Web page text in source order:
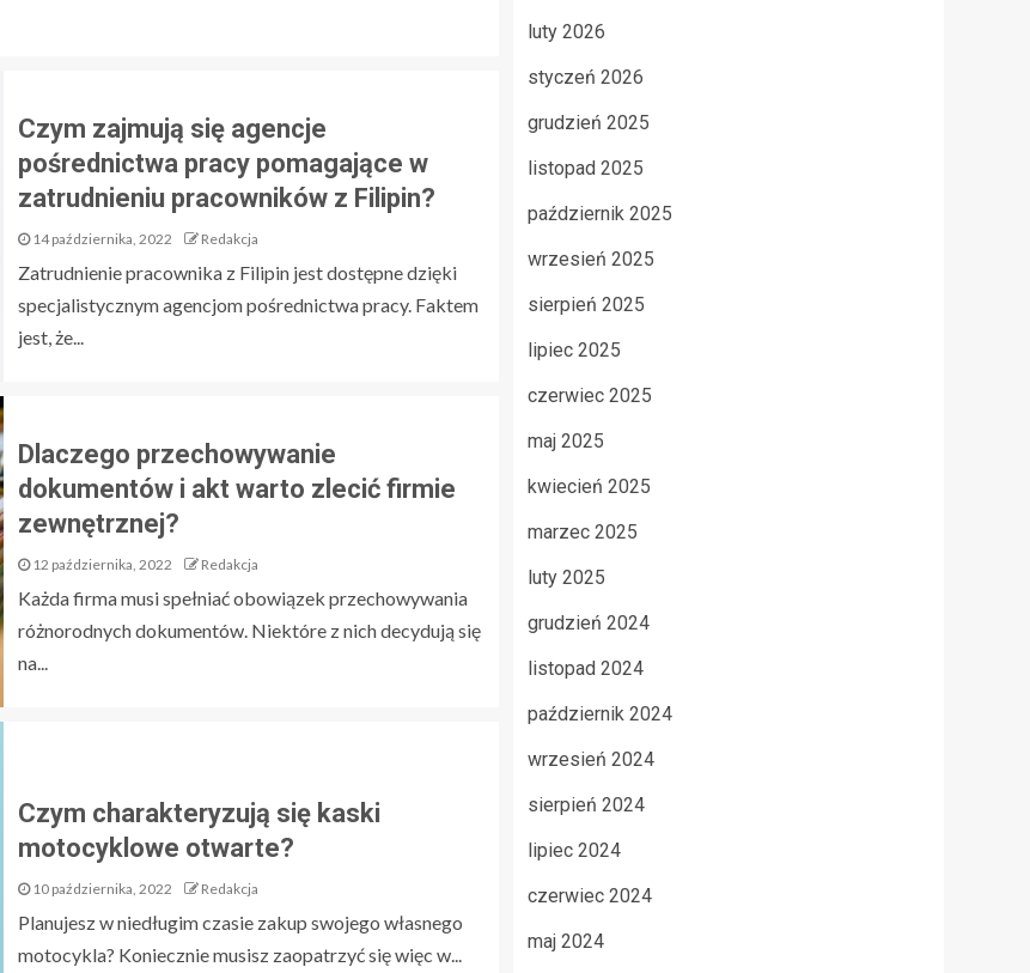
Czym zajmują się agencje
pośrednictwa pracy pomagające w
zatrudnieniu pracowników z Filipin?
14 października, 2022 Redakcja
Zatrudnienie pracownika z Filipin jest dostępne dzięki
specjalistycznym agencjom pośrednictwa pracy. Faktem
jest, że...
Dlaczego przechowywanie
dokumentów i akt warto zlecić firmie
zewnętrznej?
12 października, 2022 Redakcja
Każda firma musi spełniać obowiązek przechowywania
różnorodnych dokumentów. Niektóre z nich decydują się
na...
Czym charakteryzują się kaski
motocyklowe otwarte?
10 października, 2022 Redakcja
Planujesz w niedługim czasie zakup swojego własnego
motocykla? Koniecznie musisz zaopatrzyć się więc w...
luty 2026
styczeń 2026
grudzień 2025
listopad 2025
październik 2025
wrzesień 2025
sierpień 2025
lipiec 2025
czerwiec 2025
maj 2025
kwiecień 2025
marzec 2025
luty 2025
grudzień 2024
listopad 2024
październik 2024
wrzesień 2024
sierpień 2024
lipiec 2024
czerwiec 2024
maj 2024